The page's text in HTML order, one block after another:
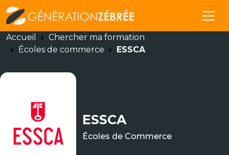
Accueil
Chercher ma formation
Écoles de commerce
ESSCA
ESSCA
Écoles de Commerce